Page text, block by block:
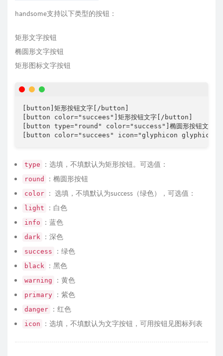
handsome支持以下类型的按钮：
矩形文字按钮
椭圆形文字按钮
矩形图标文字按钮
[button]矩形按钮文字[/button]
[button color="succees"]矩形按钮文字[/button]
[button type="round" color="success"]椭圆形按钮文字
[button color="succees" icon="glyphicon glyphicon-
type ：选填，不填默认为矩形按钮。可选值：
round ：椭圆形按钮
color ： 选填，不填默认为success（绿色），可选值：
light ：白色
info ：蓝色
dark ：深色
success ：绿色
black ：黑色
warning ：黄色
primary ：紫色
danger ：红色
icon ：选填，不填默认为文字按钮，可用按钮见图标列表